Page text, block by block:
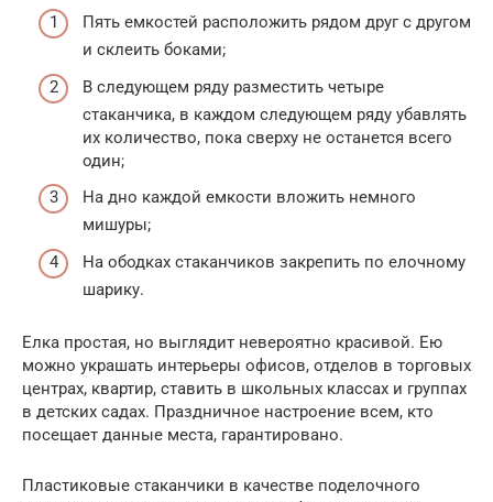
Пять емкостей расположить рядом друг с другом
и склеить боками;
В следующем ряду разместить четыре
стаканчика, в каждом следующем ряду убавлять
их количество, пока сверху не останется всего
один;
На дно каждой емкости вложить немного
мишуры;
На ободках стаканчиков закрепить по елочному
шарику.
Елка простая, но выглядит невероятно красивой. Ею
можно украшать интерьеры офисов, отделов в торговых
центрах, квартир, ставить в школьных классах и группах
в детских садах. Праздничное настроение всем, кто
посещает данные места, гарантировано.
Пластиковые стаканчики в качестве поделочного